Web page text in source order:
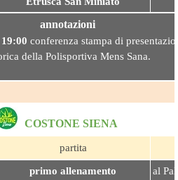
annotazioni
conferenza stampa di
della Polisportiva Mens Sana.
COSTONE SIENA
partita
primo allenamento
al